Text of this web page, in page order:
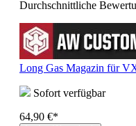
Durchschnittliche
Long Gas Magazin für
Sofort verfügbar
64,90 €*